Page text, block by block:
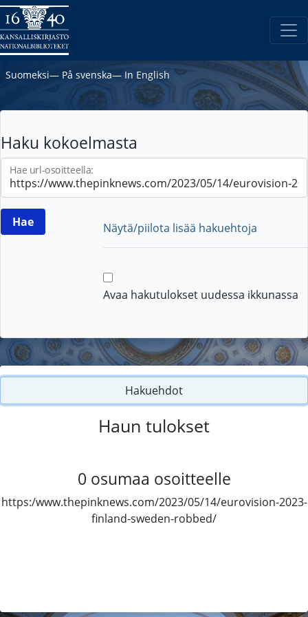
Suomeksi― På svenska― In English
Haku kokoelmasta
Hae url-osoitteella:
Näytä/piilota lisää hakuehtoja
Avaa hakutulokset uudessa ikkunassa
Hakuehdot
Haun tulokset
0 osumaa osoitteelle
https:/www.thepinknews.com/2023/05/14/eurovision-2023-
finland-sweden-robbed/